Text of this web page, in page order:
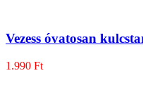
Vezess óvatosan
1.990 Ft